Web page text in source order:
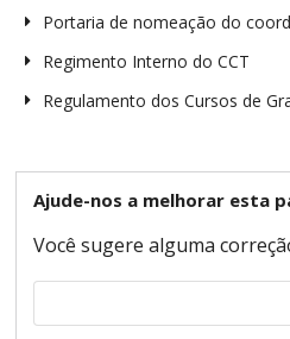
Portaria de nomeação do
Regimento Interno do CCT
Regulamento dos Cursos de
Ajude-nos a melhorar esta
Você sugere alguma